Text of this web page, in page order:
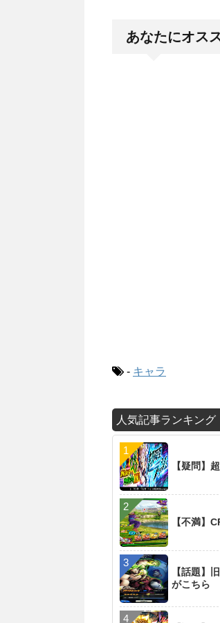
あなたにオス
- キャラ
人気記事ランキング
【疑問】
【不満】
【話題】
がこちら